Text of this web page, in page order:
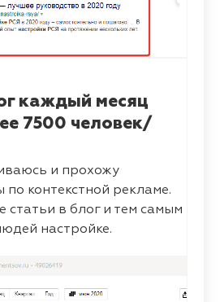
каждый месяц
7500 человек/
и прохожу
по контекстной рекламе.
статьи в блог и тем самым
настройке.